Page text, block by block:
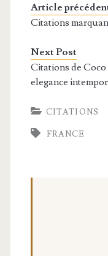
Article
Citations
Next Post
Citations de Coco
elegance
CITATIONS
FRANCE